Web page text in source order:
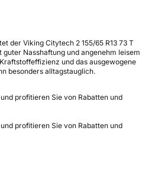
der Viking Citytech 2 155/65 R13 73 T
Nasshaftung und angenehm leisem
und das ausgewogene
besonders alltagstauglich.
profitieren Sie von Rabatten und
profitieren Sie von Rabatten und